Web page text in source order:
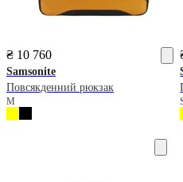
₴ 10 760
Samsonite
Повсякденний рюкзак
M